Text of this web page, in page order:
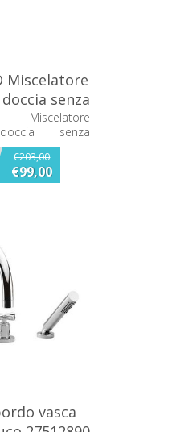
Miscelatore
senza
Miscelatore
senza
€203,00
€99,00
vasca